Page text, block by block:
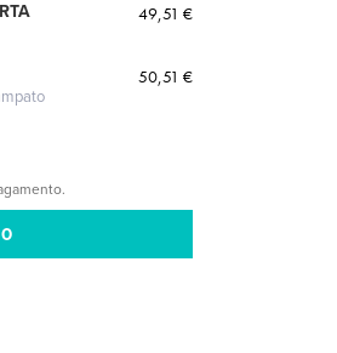
49,51 €
50,51 €